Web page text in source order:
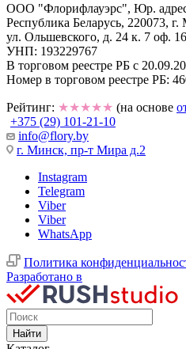
ООО "Флорифлауэрс", Юр.
Республика Беларусь, 220073,
ул. Ольшевского, д. 24 к. 7 оф.
УНП: 193229767
В торговом реестре РБ с
Номер в торговом реестре РБ:
Рейтинг: ★★★★★ (на основе
+375 (29) 101-21-10
info@flory.by
г. Минск, пр-т Мира д.2
Instagram
Telegram
Viber
Viber
WhatsApp
Политика
Разработано в
Найти